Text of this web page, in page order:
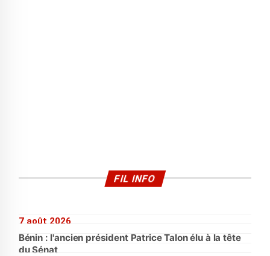
FIL INFO
7 août 2026
Bénin : l'ancien président Patrice Talon élu à la tête
du Sénat